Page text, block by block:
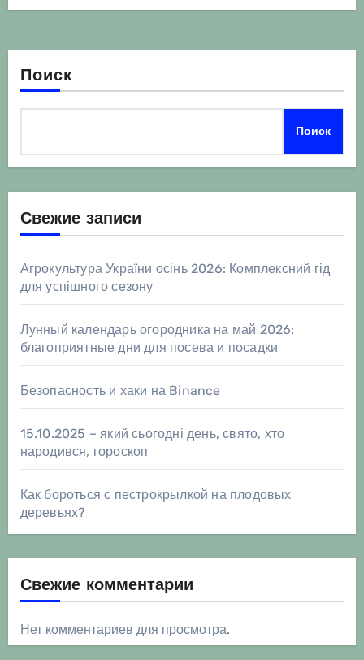
Поиск
Поиск
Свежие записи
Агрокультура України осінь 2026: Комплексний гід
для успішного сезону
Лунный календарь огородника на май 2026:
благоприятные дни для посева и посадки
Безопасность и хаки на Binance
15.10.2025 – який сьогодні день, свято, хто
народився, гороскоп
Как бороться с пестрокрылкой на плодовых
деревьях?
Свежие комментарии
Нет комментариев для просмотра.